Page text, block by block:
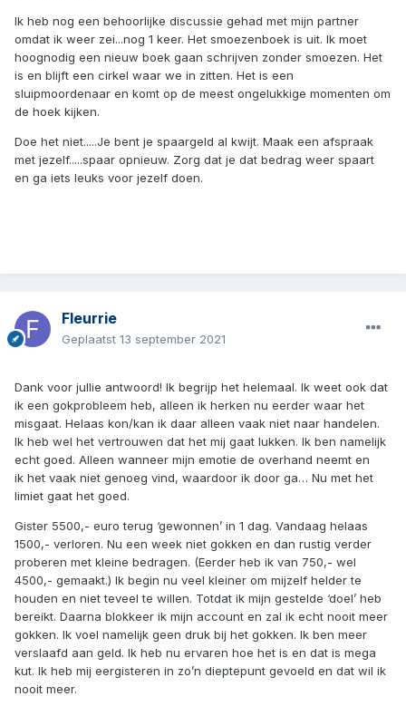
Ik heb nog een behoorlijke discussie gehad met mijn partner
omdat ik weer zei...nog 1 keer. Het smoezenboek is uit. Ik moet
hoognodig een nieuw boek gaan schrijven zonder smoezen. Het
is en blijft een cirkel waar we in zitten. Het is een
sluipmoordenaar en komt op de meest ongelukkige momenten om
de hoek kijken.
Doe het niet.....Je bent je spaargeld al kwijt. Maak een afspraak
met jezelf.....spaar opnieuw. Zorg dat je dat bedrag weer spaart
en ga iets leuks voor jezelf doen.
Fleurrie
Geplaatst 13 september 2021
Dank voor jullie antwoord! Ik begrijp het helemaal. Ik weet ook dat
ik een gokprobleem heb, alleen ik herken nu eerder waar het
misgaat. Helaas kon/kan ik daar alleen vaak niet naar handelen.
Ik heb wel het vertrouwen dat het mij gaat lukken. Ik ben namelijk
echt goed. Alleen wanneer mijn emotie de overhand neemt en
ik het vaak niet genoeg vind, waardoor ik door ga… Nu met het
limiet gaat het goed.
Gister 5500,- euro terug ‘gewonnen’ in 1 dag. Vandaag helaas
1500,- verloren. Nu een week niet gokken en dan rustig verder
proberen met kleine bedragen. (Eerder heb ik van 750,- wel
4500,- gemaakt.) Ik begin nu veel kleiner om mijzelf helder te
houden en niet teveel te willen. Totdat ik mijn gestelde ‘doel’ heb
bereikt. Daarna blokkeer ik mijn account en zal ik echt nooit meer
gokken. Ik voel namelijk geen druk bij het gokken. Ik ben meer
verslaafd aan geld. Ik heb nu ervaren hoe het is en dat is mega
kut. Ik heb mij eergisteren in zo’n dieptepunt gevoeld en dat wil ik
nooit meer.